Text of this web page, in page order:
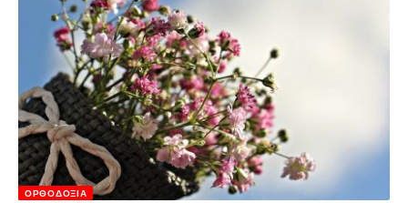
ΟΡΘΟΔΟΞΊΑ